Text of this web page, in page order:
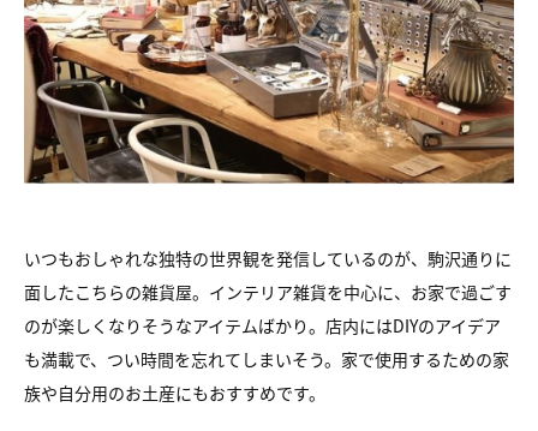
いつもおしゃれな独特の世界観を発信しているのが、駒沢通りに
面したこちらの雑貨屋。インテリア雑貨を中心に、お家で過ごす
のが楽しくなりそうなアイテムばかり。店内にはDIYのアイデア
も満載で、つい時間を忘れてしまいそう。家で使用するための家
族や自分用のお土産にもおすすめです。